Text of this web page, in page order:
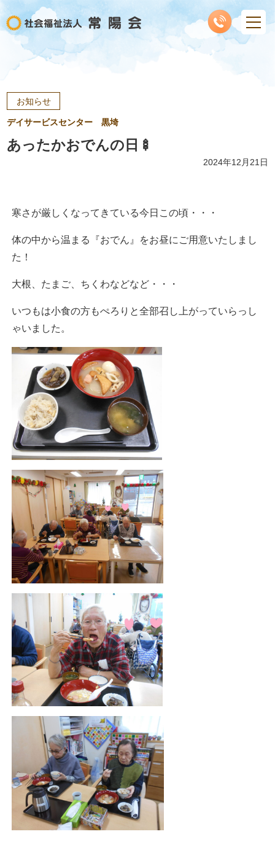
お知らせ
デイサービスセンター 黒埼
あったかおでんの日🍢
2024年12月21日
寒さが厳しくなってきている今日この頃・・・
体の中から温まる『おでん』をお昼にご用意いたしまし
た！
大根、たまご、ちくわなどなど・・・
いつもは小食の方もぺろりと全部召し上がっていらっし
ゃいました。